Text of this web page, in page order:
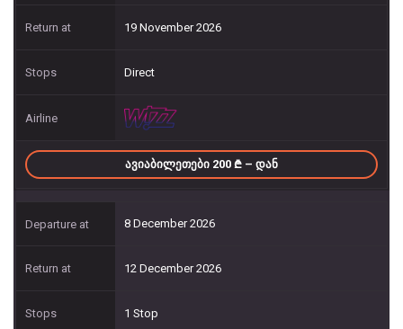
19 November 2026
Direct
ᲐᲕᲘᲐᲑᲘᲚᲔᲗᲔᲑᲘ 200 – ᲓᲐᲜ
8 December 2026
12 December 2026
1 Stop